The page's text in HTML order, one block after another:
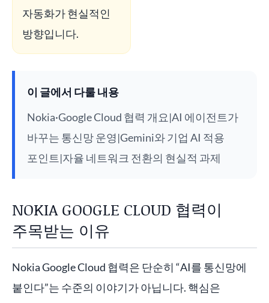
자동화가 현실적인
방향입니다.
이 글에서 다룰 내용
Nokia·Google Cloud 협력 개요|AI 에이전트가
바꾸는 통신망 운영|Gemini와 기업 AI 적용
포인트|자율 네트워크 전환의 현실적 과제
NOKIA GOOGLE CLOUD 협력이
주목받는 이유
Nokia Google Cloud 협력은 단순히 “AI를 통신망에
붙인다”는 수준의 이야기가 아닙니다. 핵심은